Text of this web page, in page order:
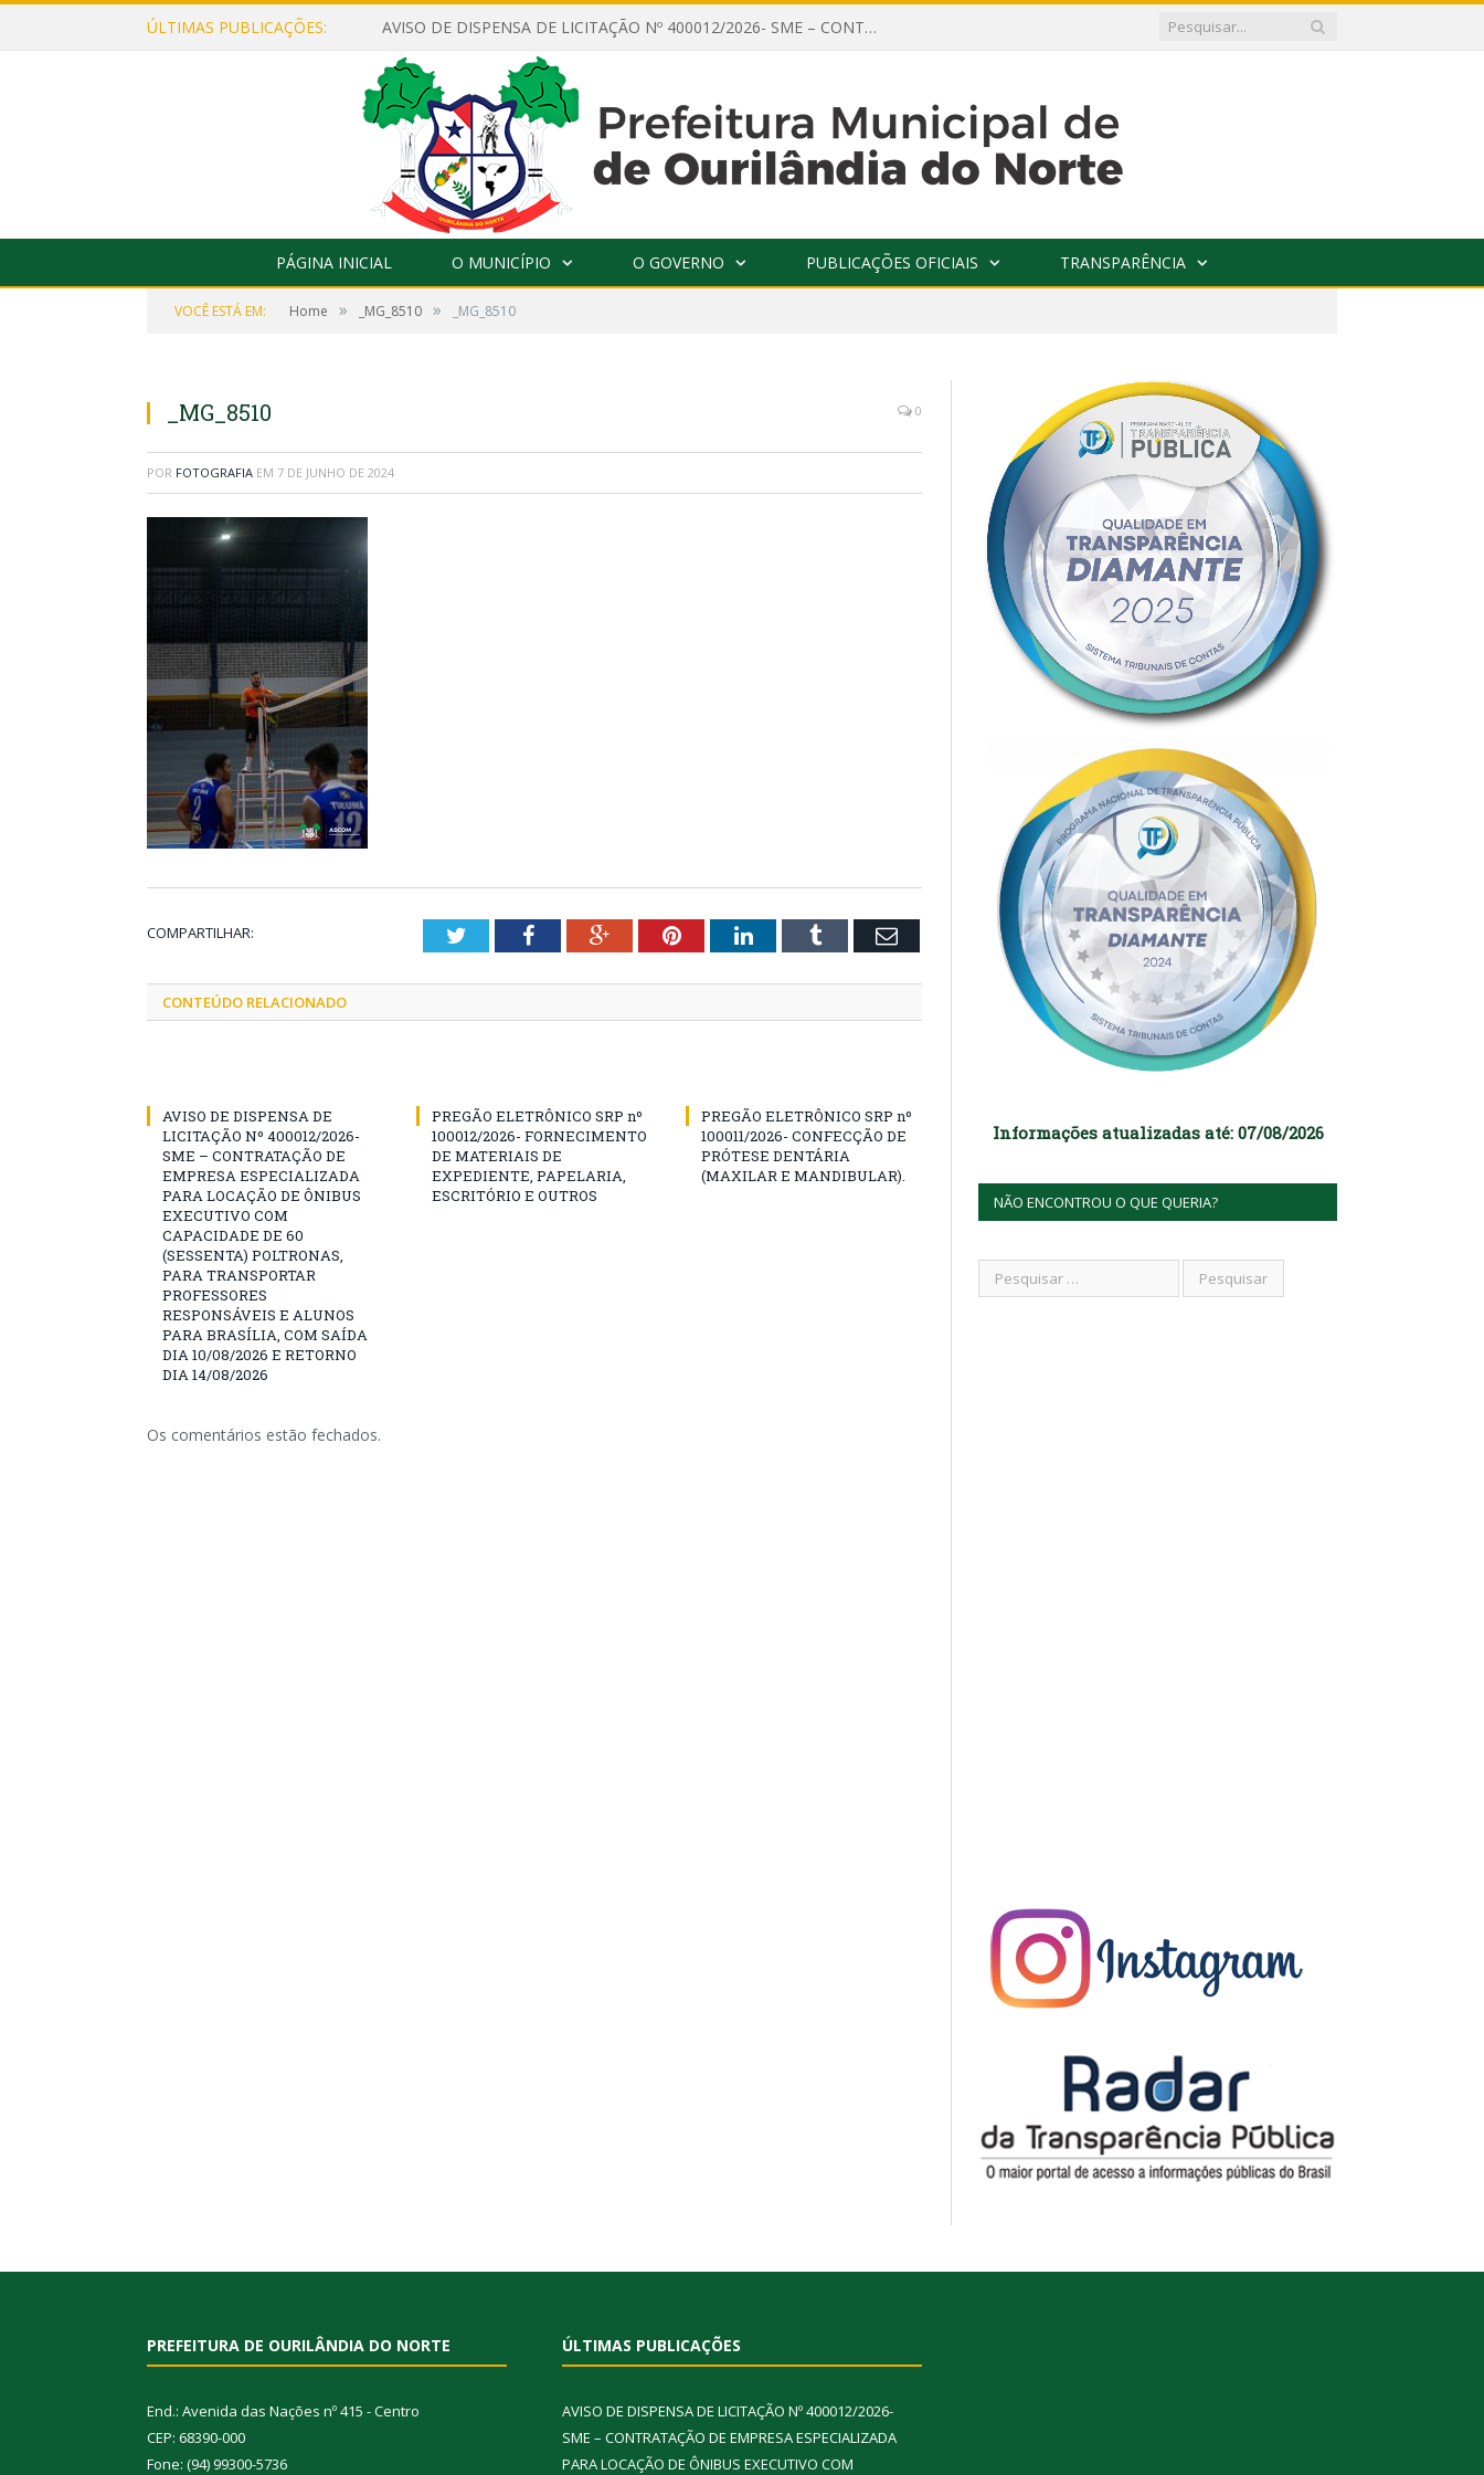
ÚLTIMAS PUBLICAÇÕES: AVISO DE DISPENSA DE LICITAÇÃO Nº 400012/2026- SME – CONTRATAÇÃO DE EMPRESA ESPECIALIZADA PARA LOCAÇÃO DE ÔNIBUS EXECUTIVO COM CAPACIDADE DE 60 (SESSENTA) POLTRONAS, PARA TRANSPORTAR PROFESSORES RESPONSÁVEIS E ALUNOS PARA BRASÍLIA, COM SAÍDA DIA 10/08/2026 E RETORNO DIA 14/08/2026
PÁGINA INICIAL O MUNICÍPIO O GOVERNO PUBLICAÇÕES OFICIAIS TRANSPARÊNCIA
VOCÊ ESTÁ EM: Home » _MG_8510 » _MG_8510
_MG_8510 0
POR FOTOGRAFIA EM 7 DE JUNHO DE 2024
COMPARTILHAR: TwitterFacebookGoogle+PinterestLinkedInTumblr Email
CONTEÚDO RELACIONADO
AVISO DE DISPENSA DE
LICITAÇÃO Nº 400012/2026-
SME – CONTRATAÇÃO DE
EMPRESA ESPECIALIZADA
PARA LOCAÇÃO DE ÔNIBUS
EXECUTIVO COM
CAPACIDADE DE 60
(SESSENTA) POLTRONAS,
PARA TRANSPORTAR
PROFESSORES
RESPONSÁVEIS E ALUNOS
PARA BRASÍLIA, COM SAÍDA
DIA 10/08/2026 E RETORNO
DIA 14/08/2026
PREGÃO ELETRÔNICO SRP nº
100012/2026- FORNECIMENTO
DE MATERIAIS DE
EXPEDIENTE, PAPELARIA,
ESCRITÓRIO E OUTROS
PREGÃO ELETRÔNICO SRP nº
100011/2026- CONFECÇÃO DE
PRÓTESE DENTÁRIA
(MAXILAR E MANDIBULAR).
Os comentários estão fechados.
Informações atualizadas até: 07/08/2026
NÃO ENCONTROU O QUE QUERIA?
PREFEITURA DE OURILÂNDIA DO NORTE
End.: Avenida das Nações nº 415 - Centro
CEP: 68390-000
Fone: (94) 99300-5736
ÚLTIMAS PUBLICAÇÕES
AVISO DE DISPENSA DE LICITAÇÃO Nº 400012/2026-
SME – CONTRATAÇÃO DE EMPRESA ESPECIALIZADA
PARA LOCAÇÃO DE ÔNIBUS EXECUTIVO COM